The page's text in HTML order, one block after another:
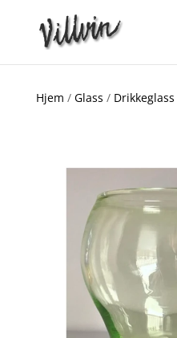
Hjem / Glass / Drikkeglass